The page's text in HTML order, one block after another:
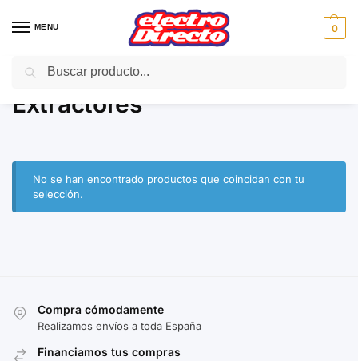
MENU 0
Inicio Gama blanca Extractores
Extractores
No se han encontrado productos que coincidan con tu
selección.
Compra cómodamente
Realizamos envíos a toda España
Financiamos tus compras